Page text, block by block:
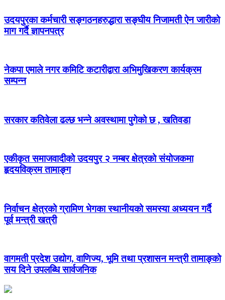
उदयपुरका कर्मचारी सङ्गठनहरुद्धारा सङ्घीय निजामती ऐन जारीको
माग गर्दै ज्ञापनपत्र
नेकपा एमाले नगर कमिटि कटारीद्वारा अभिमुखिकरण कार्यक्रम
सम्पन्न
सरकार कतिवेला ढल्छ भन्ने अवस्थामा पुगेको छ , खतिवडा
एकीकृत समाजवादीको उदयपुर २ नम्बर क्षेत्रको संयोजकमा
हृदयविक्रम तामाङ्ग
निर्वाचन क्षेत्रको ग्रामिण भेगका स्थानीयको समस्या अध्ययन गर्दै
पूर्व मन्त्री खत्री
वागमती प्रदेश उद्योग, वाणिज्य, भूमि तथा प्रशासन मन्त्री तामाङ्को
सय दिने उपलब्धि सार्वजनिक